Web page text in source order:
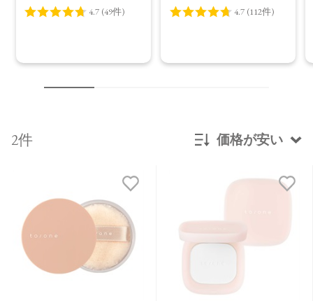
2件 価格が安い
価格が安い
価格が高い
レビューが多い順